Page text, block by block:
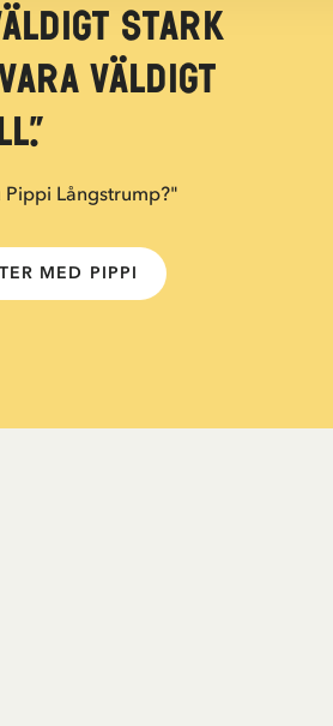
stark
väldigt
Långstrump?"
MED PIPPI